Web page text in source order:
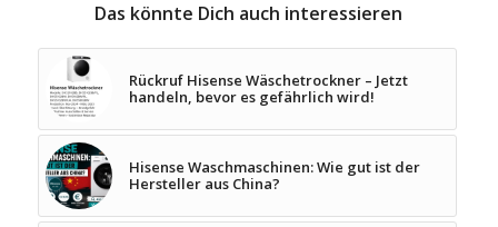
Das könnte Dich auch interessieren
Rückruf Hisense Wäschetrockner – Jetzt
handeln, bevor es gefährlich wird!
Hisense Waschmaschinen: Wie gut ist der
Hersteller aus China?